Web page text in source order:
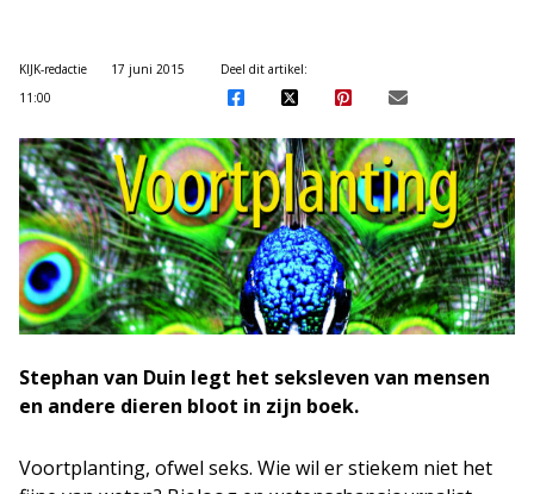
KIJK-redactie
17 juni 2015
11:00
Deel dit artikel:
Stephan van Duin legt het seksleven van mensen
en andere dieren bloot in zijn boek.
Voortplanting, ofwel seks. Wie wil er stiekem niet het